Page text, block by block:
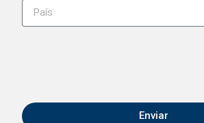
Enviar